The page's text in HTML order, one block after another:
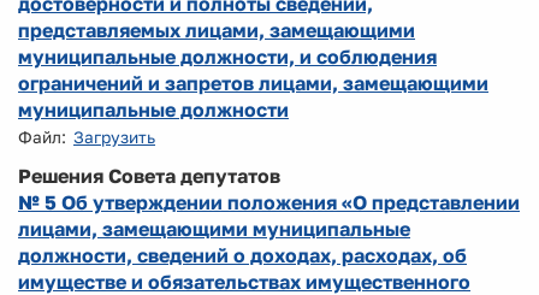
представляемых лицами, замещающими
муниципальные должности, и соблюдения
ограничений и запретов лицами, замещающими
муниципальные должности
Файл: Загрузить
Решения Совета депутатов
№ 5 Об утверждении положения «О представлении
лицами, замещающими муниципальные
должности, сведений о доходах, расходах, об
имуществе и обязательствах имущественного